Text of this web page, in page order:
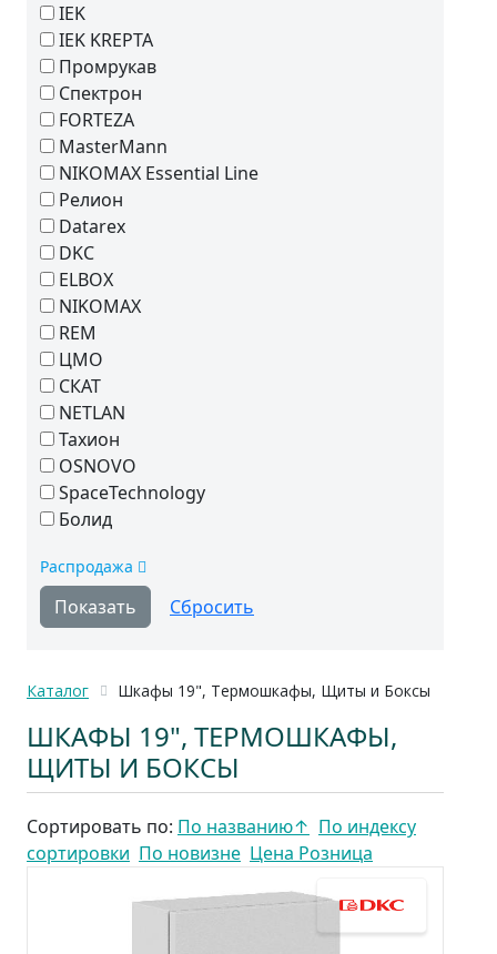
IEK
IEK KREPTA
Промрукав
Спектрон
FORTEZA
MasterMann
NIKOMAX Essential Line
Релион
Datarex
DKC
ELBOX
NIKOMAX
REM
ЦМО
СКАТ
NETLAN
Тахион
OSNOVO
SpaceTechnology
Болид
Распродажа
Каталог Шкафы 19", Термошкафы, Щиты и Боксы
ШКАФЫ 19", ТЕРМОШКАФЫ,
ЩИТЫ И БОКСЫ
Сортировать по: По названию↑ По индексу
сортировки По новизне Цена Розница